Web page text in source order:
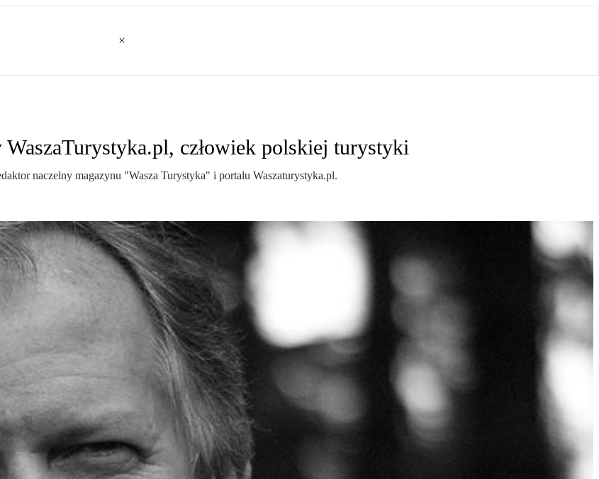
człowiek polskiej turystyki
naczelny magazynu "Wasza Turystyka" i portalu Waszaturystyka.pl.